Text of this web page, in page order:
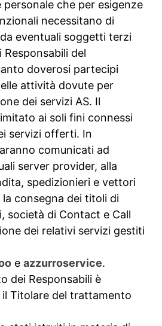
che per esigenze
necessitano di
eventuali soggetti terzi
del
doverosi partecipi
attività dovute per
dei servizi AS. Il
ai soli fini connessi
servizi offerti. In
comunicati ad
server provider, alla
spedizionieri e vettori
consegna dei titoli di
società di Contact e Call
dei relativi servizi gestiti
e azzurroservice.
dei Responsabili è
il Titolare del trattamento